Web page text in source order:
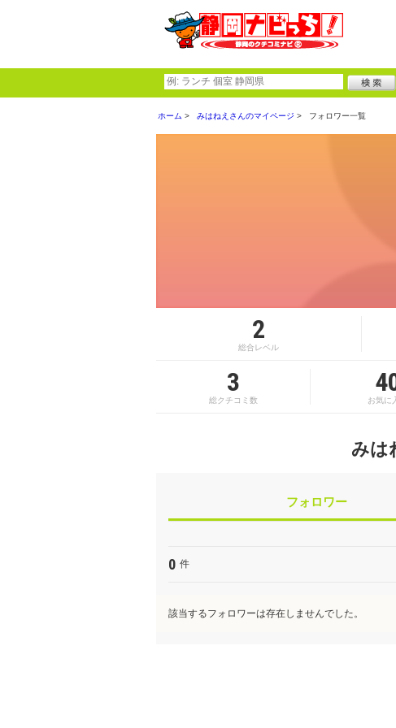
ホーム みはねえさんのマイページ フォロワー一覧
2
総合レベル
3
総クチコミ数 お気に
みは
フォロワー
0 件
該当するフォロワーは存在しませんでした。